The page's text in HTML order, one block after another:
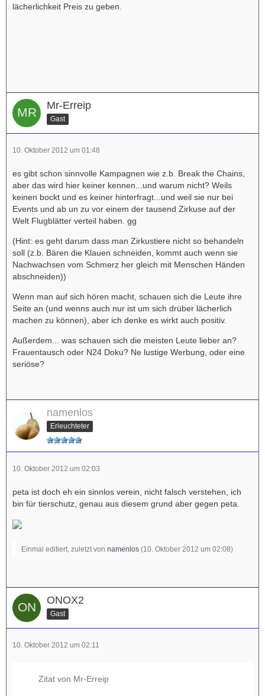
lächerlichkeit Preis zu geben.
Mr-Erreip
Gast
10. Oktober 2012 um 01:48
es gibt schon sinnvolle Kampagnen wie z.b. Break the Chains,
aber das wird hier keiner kennen...und warum nicht? Weils
keinen bockt und es keiner hinterfragt...und weil sie nur bei
Events und ab un zu vor einem der tausend Zirkuse auf der
Welt Flugblätter verteil haben. gg
(Hint: es geht darum dass man Zirkustiere nicht so behandeln
soll (z.b. Bären die Klauen schneiden, kommt auch wenn sie
Nachwachsen vom Schmerz her gleich mit Menschen Händen
abschneiden))
Wenn man auf sich hören macht, schauen sich die Leute ihre
Seite an (und wenns auch nur ist um sich drüber lächerlich
machen zu können), aber ich denke es wirkt auch positiv.
Außerdem... was schauen sich die meisten Leute lieber an?
Frauentausch oder N24 Doku? Ne lustige Werbung, oder eine
seriöse?
namenlos
Erleuchteter
10. Oktober 2012 um 02:03
peta ist doch eh ein sinnlos verein, nicht falsch verstehen, ich
bin für tierschutz, genau aus diesem grund aber gegen peta.
Einmal editiert, zuletzt von namenlos (10. Oktober 2012 um 02:08)
ONOX2
Gast
10. Oktober 2012 um 02:11
Zitat von Mr-Erreip